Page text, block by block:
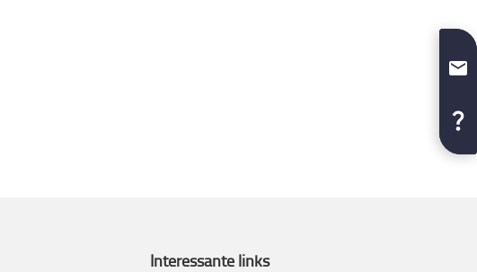
Interessante links